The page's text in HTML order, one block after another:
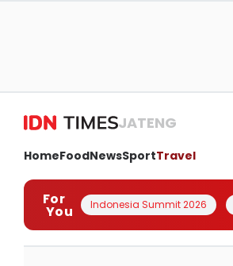
JATENG
HomeFoodNewsSportTravel
For
You Indonesia Summit 2026